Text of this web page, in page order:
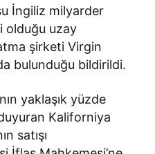
İngiliz milyarder
olduğu uzay
şirketi Virgin
bulunduğu bildirildi.
yaklaşık yüzde
duyuran Kaliforniya
satışı